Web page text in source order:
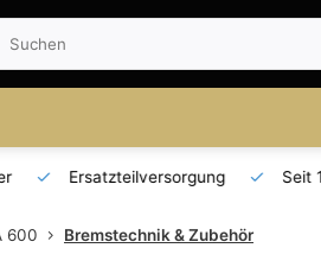
Seit 18 Jahren auf dem Markt
600 Bremstechnik & Zubehör